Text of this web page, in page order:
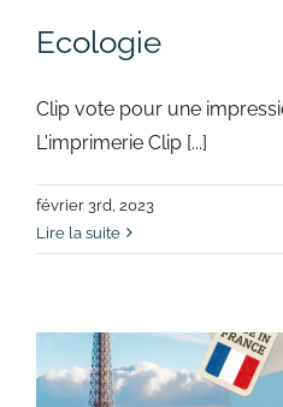
Ecologie
Clip vote pour une
L'imprimerie Clip [...]
février 3rd, 2023
Lire la suite